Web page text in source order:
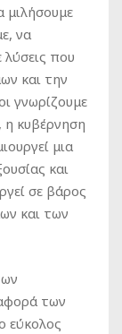
μιλήσουμε
να
λύσεις που
και την
γνωρίζουμε
η κυβέρνηση
μια
και
σε βάρος
και των
των
εύκολος